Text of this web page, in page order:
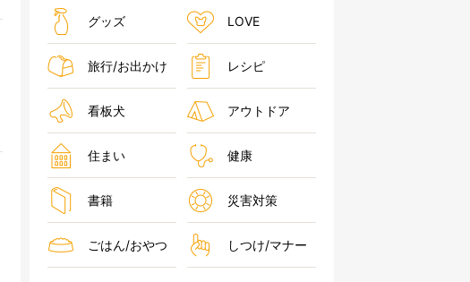
グッズ LOVE
旅行/お出かけ レシピ
看板犬 アウトドア
住まい 健康
書籍 災害対策
ごはん/おやつ しつけ/マナー